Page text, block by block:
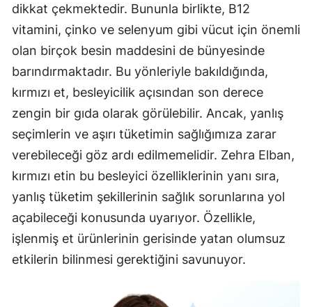
dikkat çekmektedir. Bununla birlikte, B12
vitamini, çinko ve selenyum gibi vücut için önemli
olan birçok besin maddesini de bünyesinde
barındırmaktadır. Bu yönleriyle bakıldığında,
kırmızı et, besleyicilik açısından son derece
zengin bir gıda olarak görülebilir. Ancak, yanlış
seçimlerin ve aşırı tüketimin sağlığımıza zarar
verebileceği göz ardı edilmemelidir. Zehra Elban,
kırmızı etin bu besleyici özelliklerinin yanı sıra,
yanlış tüketim şekillerinin sağlık sorunlarına yol
açabileceği konusunda uyarıyor. Özellikle,
işlenmiş et ürünlerinin gerisinde yatan olumsuz
etkilerin bilinmesi gerektiğini savunuyor.